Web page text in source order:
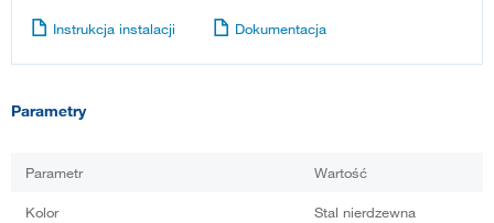
Instrukcja instalacji Dokumentacja
Parametry
Parametr Wartość
Kolor Stal nierdzewna